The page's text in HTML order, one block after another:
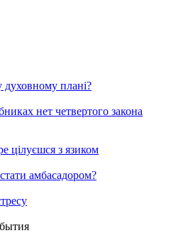
духовному плані?
нет четвертого закона
цілуєшся з язиком
амбасадором?